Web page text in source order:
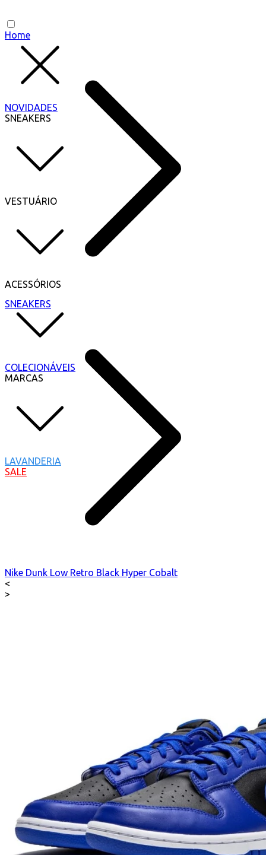
NOVIDADES
SNEAKERS
VESTUÁRIO
ACESSÓRIOS
COLECIONÁVEIS
MARCAS
LAVANDERIA
SALE
Home
SNEAKERS
Nike Dunk Low Retro Black Hyper Cobalt
<
>